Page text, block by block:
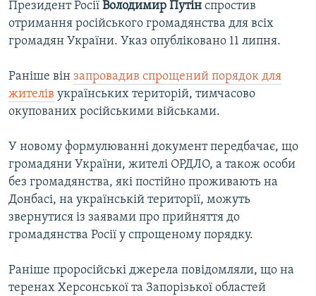
Президент Росії Володимир Путін спростив
отримання російського громадянства для всіх
громадян України. Указ опубліковано 11 липня.
Раніше він запровадив спрощений порядок для
жителів українських територій, тимчасово
окупованих російськими військами.
У новому формулюванні документ передбачає, що
громадяни України, жителі ОРДЛО, а також особи
без громадянства, які постійно проживають на
Донбасі, на українській території, можуть
звернутися із заявами про прийняття до
громадянства Росії у спрощеному порядку.
Раніше проросійські джерела повідомляли, що на
теренах Херсонської та Запорізької областей